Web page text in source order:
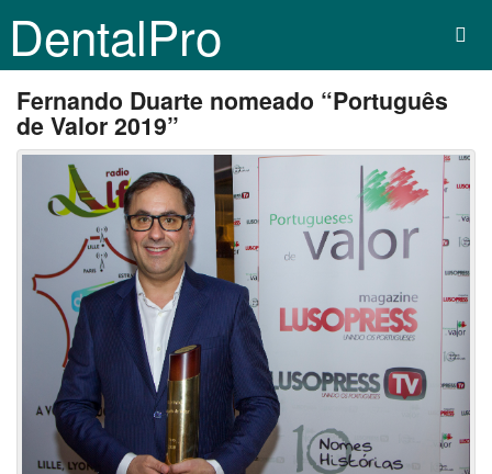
DentalPro
Fernando Duarte nomeado “Português
de Valor 2019”